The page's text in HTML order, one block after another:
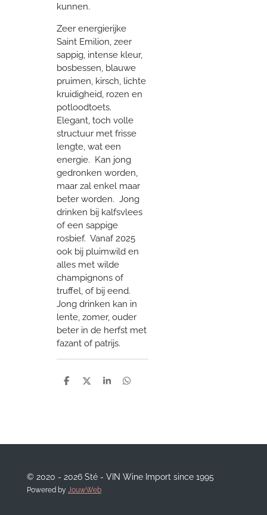
kunnen.
Zeer energierijke
Saint Emilion, zeer
sappig, intense kleur,
bosbessen, blauwe
pruimen, kirsch, lichte
kruidigheid, rozen en
potloodtoets.
Elegant, toch volle
structuur met frisse
lengte, wat een
energie. Kan jong
gedronken worden,
maar zal enkel maar
beter worden. Jong
drinken bij kalfsvlees
of een sappige
rosbief. Vanaf 2025
ook bij pluimwild en
alles met wilde
champignons of
truffel, of bij eend.
Jong drinken kan in
lente, zomer, ouder
beter in de herfst met
fazant of patrijs.
D
D
S
D
© 2020 - 2026 Sté - VIN Wine Import since 1995
Powered by JouwWeb